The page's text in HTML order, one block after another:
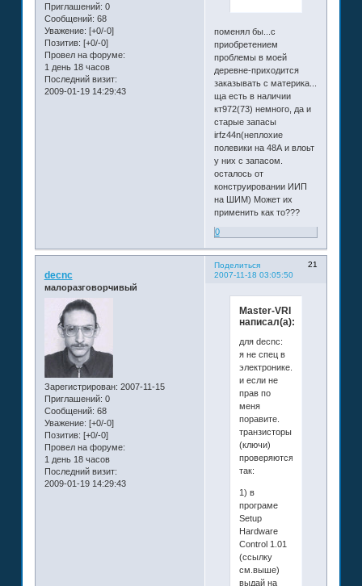
Приглашений: 0
Сообщений: 68
Уважение: [+0/-0]
Позитив: [+0/-0]
Провел на форуме:
1 день 18 часов
Последний визит:
2009-01-19 14:29:43
поменял бы...с
приобретением
проблемы в моей
деревне-приходится
заказывать с материка...
ща есть в наличии
кт972(73) немного, да и
старые запасы
irfz44n(неплохие
полевики на 48А и влоьт
у них с запасом.
осталось от
конструировании ИИП
на ШИМ) Может их
применить как то???
0
Поделиться
21
2007-11-18 03:05:50
decnc
малоразговорчивый
Зарегистрирован: 2007-11-15
Приглашений: 0
Сообщений: 68
Уважение: [+0/-0]
Позитив: [+0/-0]
Провел на форуме:
1 день 18 часов
Последний визит:
2009-01-19 14:29:43
Master-VRI
написал(а):
для decnc:
я не спец в
электронике.
и если не
прав по
меня
поравите.
транзисторы
(ключи)
проверяются
так:
1) в
програме
Setup
Hardware
Control 1.01
(ссылку
см.выше)
выдай на